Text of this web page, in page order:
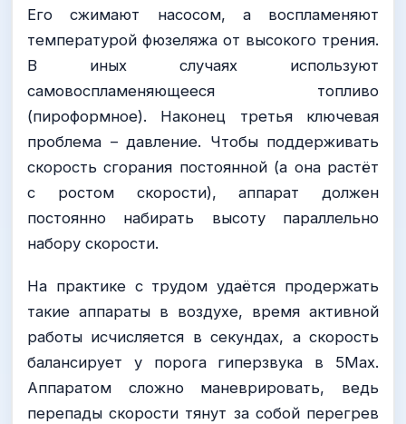
Его сжимают насосом, а воспламеняют
температурой фюзеляжа от высокого трения.
В иных случаях используют
самовоспламеняющееся топливо
(пироформное). Наконец третья ключевая
проблема – давление. Чтобы поддерживать
скорость сгорания постоянной (а она растёт
с ростом скорости), аппарат должен
постоянно набирать высоту параллельно
набору скорости.
На практике с трудом удаётся продержать
такие аппараты в воздухе, время активной
работы исчисляется в секундах, а скорость
балансирует у порога гиперзвука в 5Мах.
Аппаратом сложно маневрировать, ведь
перепады скорости тянут за собой перегрев